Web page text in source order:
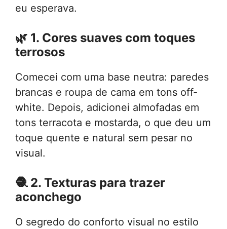
eu esperava.
🌿 1. Cores suaves com toques
terrosos
Comecei com uma base neutra: paredes
brancas e roupa de cama em tons off-
white. Depois, adicionei almofadas em
tons terracota e mostarda, o que deu um
toque quente e natural sem pesar no
visual.
🧶 2. Texturas para trazer
aconchego
O segredo do conforto visual no estilo